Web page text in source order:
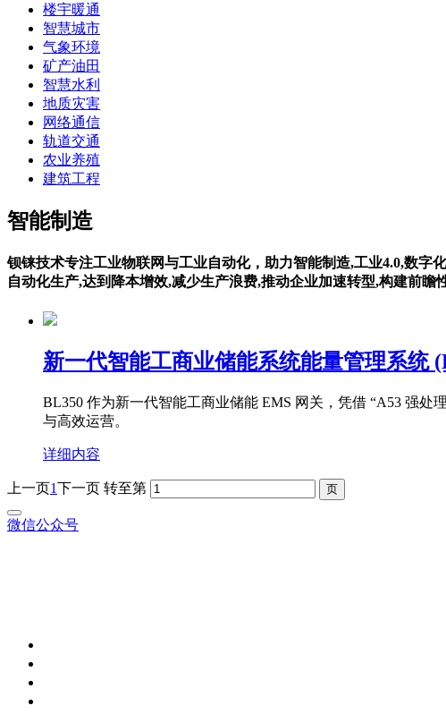
楼宇暖通
智慧城市
气象环境
矿产油田
智慧水利
地质灾害
网络通信
轨道交通
农业养殖
建筑工程
智能制造
钡铼技术专注工业物联网与工业自动化，助力智能制造,工业4.0,数
自动化生产,达到降本增效,减少生产浪费,推动企业加速转型,构建前瞻
新一代智能工商业储能系统能量管理系统
BL350 作为新一代智能工商业储能 EMS 网关，凭借 “A53 强
与高效运营。
详细内容
上一页1下一页 转至第
微信公众号